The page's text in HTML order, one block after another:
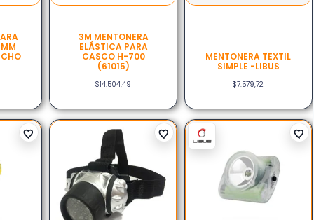
3M MENTONERA
ELÁSTICA PARA
CASCO H-700
(61015)
$14.504,49
MENTONERA TEXTIL
SIMPLE -LIBUS
$7.579,72